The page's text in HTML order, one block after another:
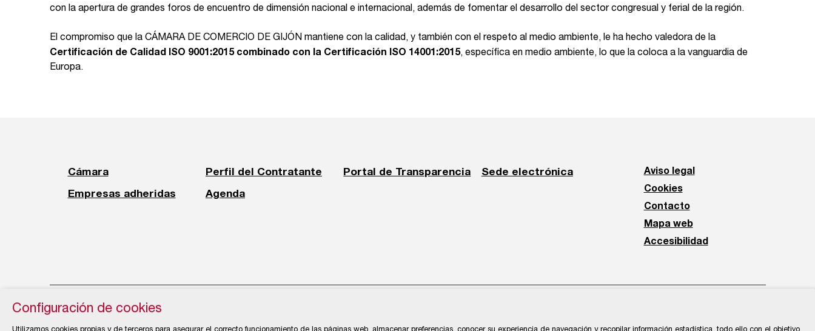
con la apertura de grandes foros de encuentro de dimensión nacional e internacional, además de fomentar el desarrollo del sector congresual y ferial de la región.
El compromiso que la CÁMARA DE COMERCIO DE GIJÓN mantiene con la calidad, y también con el respeto al medio ambiente, le ha hecho valedora de la
Certificación de Calidad ISO 9001:2015 combinado con la Certificación ISO 14001:2015, específica en medio ambiente, lo que la coloca a la vanguardia de
Europa.
Cámara Perfil del Contratante Portal de Transparencia Sede electrónica
Empresas adheridas Agenda
Aviso legal
Cookies
Contacto
Mapa web
Accesibilidad
Configuración de cookies